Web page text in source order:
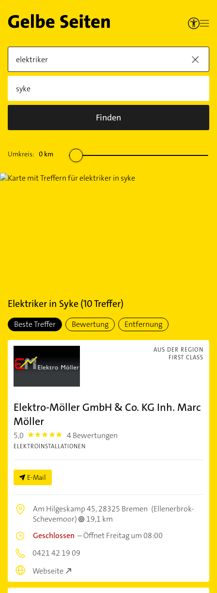
Finden
Umkreis: 0 km
Elektrikerin Syke(10Treffer)
Beste Treffer Bewertung Entfernung
AUS DER REGION
FIRST CLASS
Elektro-Möller GmbH & Co. KG Inh. Marc
Möller
5,0 5.0 4 Bewertungen
ELEKTROINSTALLATIONEN
E-Mail
Am Hilgeskamp 45,28325 Bremen (Ellenerbrok-
Schevemoor)
19,1 km
Geschlossen –Öffnet Freitag um 08:00
0421 42 19 09
Webseite